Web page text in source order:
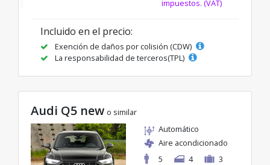
impuestos. (VAT)
Incluido en el precio:
Exención de daños por colisión (CDW)
La responsabilidad de terceros(TPL)
Audi Q5 new o similar
Automático
Aire acondicionado
5
4 3